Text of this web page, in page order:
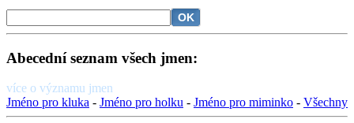
Abecední seznam všech jmen:
více o významu jmen
Jméno pro kluka - Jméno pro holku - Jméno pro miminko - Všechny